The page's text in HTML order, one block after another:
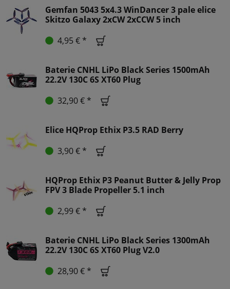
Gemfan 5043 5x4.3 WinDancer 3 pale elice
Skitzo Galaxy 2xCW 2xCCW 5 inch
4,95 € *
Baterie CNHL LiPo Black Series 1500mAh
22.2V 130C 6S XT60 Plug
32,90 € *
Elice HQProp Ethix P3.5 RAD Berry
3,90 € *
HQProp Ethix P3 Peanut Butter & Jelly Prop
FPV 3 Blade Propeller 5.1 inch
2,99 € *
Baterie CNHL LiPo Black Series 1300mAh
22.2V 130C 6S XT60 Plug V2.0
28,90 € *